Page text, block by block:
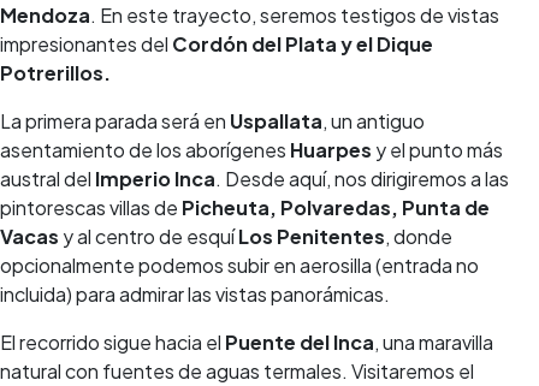
Mendoza. En este trayecto, seremos testigos de vistas
impresionantes del Cordón del Plata y el Dique
Potrerillos.
La primera parada será en Uspallata, un antiguo
asentamiento de los aborígenes Huarpes y el punto más
austral del Imperio Inca. Desde aquí, nos dirigiremos a las
pintorescas villas de Picheuta, Polvaredas, Punta de
Vacas y al centro de esquíLos Penitentes, donde
opcionalmente podemos subir en aerosilla(entrada no
incluida)para admirar las vistas panorámicas.
El recorrido sigue hacia el Puente del Inca, una maravilla
natural con fuentes de aguas termales. Visitaremos el